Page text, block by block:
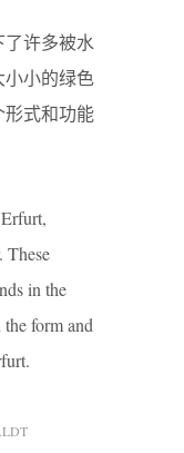
许多被水
小小的绿色
形式和功能
These
in the
form and